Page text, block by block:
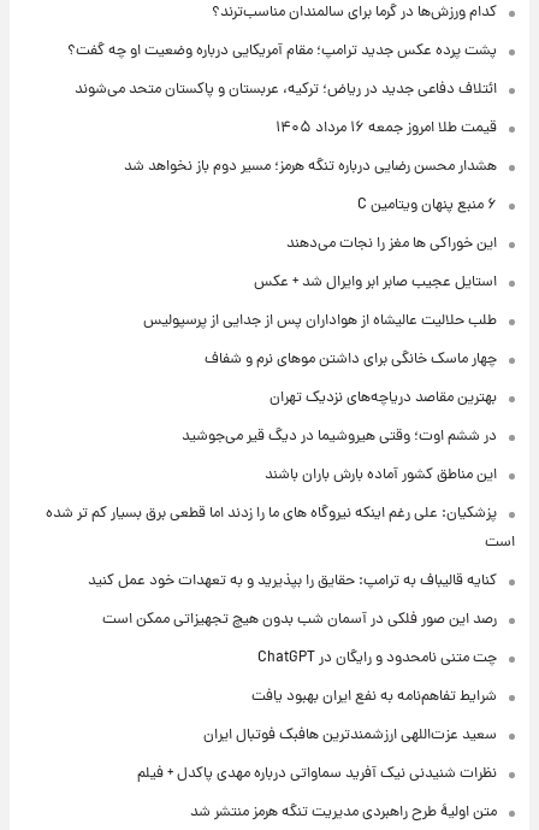
کدام ورزش‌ها در گرما برای سالمندان مناسب‌ترند؟
پشت پرده عکس جدید ترامپ؛ مقام آمریکایی درباره وضعیت او چه گفت؟
ائتلاف دفاعی جدید در ریاض؛ ترکیه، عربستان و پاکستان متحد می‌شوند
قیمت طلا امروز جمعه ۱۶ مرداد ۱۴۰۵
هشدار محسن رضایی درباره تنگه هرمز؛ مسیر دوم باز نخواهد شد
۶ منبع پنهان ویتامین C
این خوراکی ها مغز را نجات می‌دهند
استایل عجیب صابر ابر وایرال شد + عکس
طلب حلالیت عالیشاه از هواداران پس از جدایی از پرسپولیس
چهار ماسک خانگی برای داشتن موهای نرم و شفاف
بهترین مقاصد دریاچه‌های نزدیک تهران
در ششم اوت؛ وقتی هیروشیما در دیگ قیر می‌جوشید
این مناطق کشور آماده بارش باران باشند
پزشکیان: علی رغم اینکه نیروگاه های ما را زدند اما قطعی برق بسیار کم تر شده
است
کنایه قالیباف به ترامپ: حقایق را بپذیرید و به تعهدات خود عمل کنید
رصد این صور فلکی در آسمان شب بدون هیچ تجهیزاتی ممکن است
چت متنی نامحدود و رایگان در ChatGPT
شرایط تفاهم‌نامه به نفع ایران بهبود یافت
سعید عزت‌اللهی ارزشمندترین هافبک فوتبال ایران
نظرات شنیدنی نیک آفرید سماواتی درباره مهدی پاکدل + فیلم
متن اولیۀ طرح راهبردی مدیریت تنگه هرمز منتشر شد